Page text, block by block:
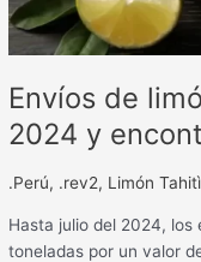
Envíos de
2024 y
.Perú, .rev2, Limón Tahitì
Hasta julio del 2024, los
toneladas por un valor
precios